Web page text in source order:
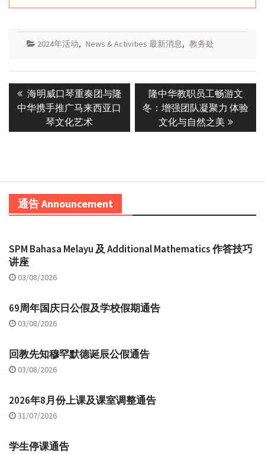
2024年活动, News & Activities 最新消息, 教务处
Post
navigation
Previous
post:
海明威口琴重奏团与隆
中华携手推广马来西亚口
琴文化艺术
Next
post:
隆中华教职员工畅游文
冬：增强团队凝聚力 体验
文化与自然之美
通告 Announcement
SPM Bahasa Melayu 及 Additional Mathematics 作答技巧
讲座
03/08/2026
69周年国庆日公假及学校假期通告
03/08/2026
回教先知穆罕默德诞辰公假通告
03/08/2026
2026年8月份上课及课室调整通告
31/07/2026
学生停课通告